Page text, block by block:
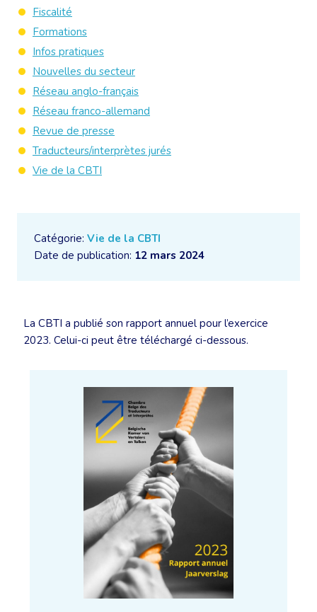
Catégorie: Vie de la CBTI
Date de publication: 12 mars 2024
La CBTI a publié son rapport annuel pour l’exercice
2023. Celui-ci peut être téléchargé ci-dessous.
Fiscalité
Formations
Infos pratiques
Nouvelles du secteur
Réseau anglo-français
Réseau franco-allemand
Revue de presse
Traducteurs/interprètes jurés
Vie de la CBTI